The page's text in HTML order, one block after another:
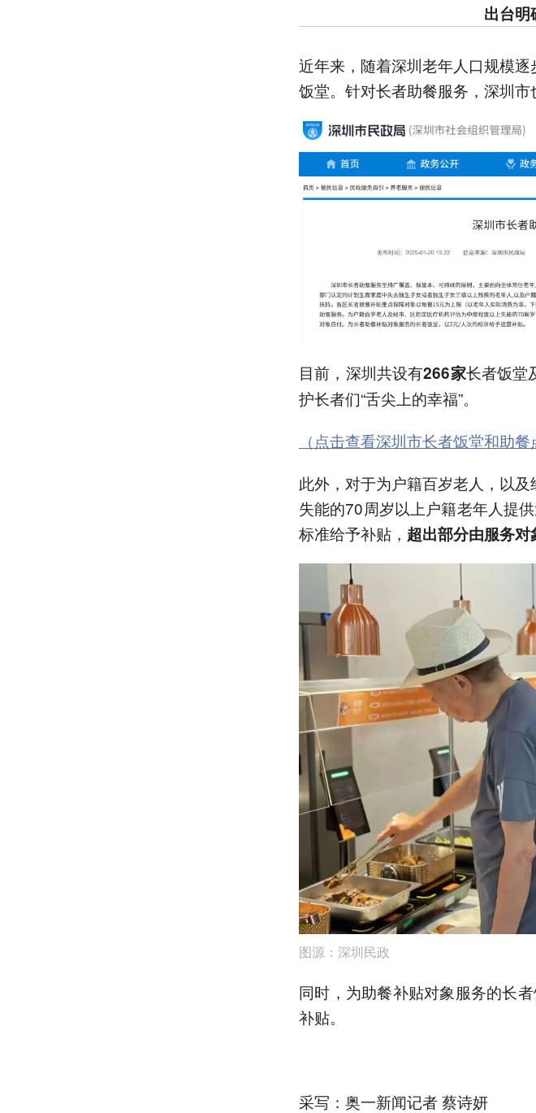
出台明
近年来，随着深圳老年人口规模
饭堂。针对长者助餐服务，深圳市
目前，深圳共设有266家长者饭堂
护长者们“舌尖上的幸福”。
（点击查看深圳市长者饭堂和助餐
此外，对于为户籍百岁老人，以
失能的70周岁以上户籍老年人提
标准给予补贴， 超出部分由服务对
图源：深圳民政
同时，为助餐补贴对象服务的长
补贴。
采写：奥一新闻记者 蔡诗妍